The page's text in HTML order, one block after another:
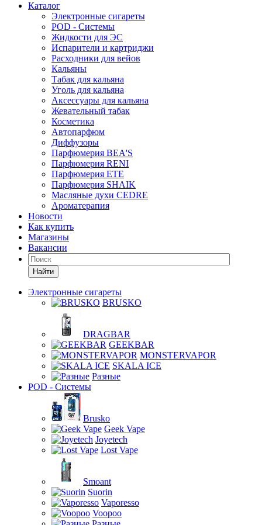
Каталог
Электронные сигареты
POD - Системы
Жидкости для ЭС
Испарители и картриджи
Расходники для вейов
Кальяны
Табак для кальяна
Уголь для кальяна
Аксессуары для кальяна
Жевательный табак
Косметика
Автопарфюм
Диффузоры
Парфюмерия BEA'S
Парфюмерия RENI
Парфюмерия ETE
Парфюмерия SHAIK
Масляные духи CEDRE
Ароматерапия
Новости
Как купить
Магазины
Вакансии
Найти
Электронные сигареты
BRUSKO
DRAGBAR
GEEKBAR
MONSTERVAPOR
SKALA ICE
Разные
POD - Системы
Brusko
Geek Vape
Joyetech
Lost Vape
Smoant
Suorin
Vaporesso
Voopoo